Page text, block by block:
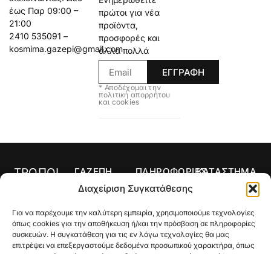
Διαχείριση Συγκατάθεσης
Για να παρέχουμε την καλύτερη εμπειρία, χρησιμοποιούμε τεχνολογίες
όπως cookies για την αποθήκευση ή/και την πρόσβαση σε πληροφορίες
συσκευών. Η συγκατάθεση για τις εν λόγω τεχνολογίες θα μας
επιτρέψει να επεξεργαστούμε δεδομένα προσωπικού χαρακτήρα, όπως
έως Παρ 09:00 –
21:00
2410 535091 –
kosmima.gazepi@gmail.com
πρώτοι για νέα
προϊόντα,
προσφορές και
άλλα πολλά
ΕΓΓΡΑΦΗ
* Αποδέχομαι την
πολιτική απορρήτου
και cookies
ΤΡΟΠΟΙ
ΠΛΗΡΩΜΗΣ
ΓΑΖΕΠΗ
Αρχική
λογαριασμός
μου
Κατάστημα
ΠΛΗΡΟΦΟΡΙΕΣ
Όροι Χρήσης
Πληρωμής
Τρόποι
Αποστολής
ΚΑΤΑΣΤΗΜΑ
Σκουλαρίκια
Σταυροί